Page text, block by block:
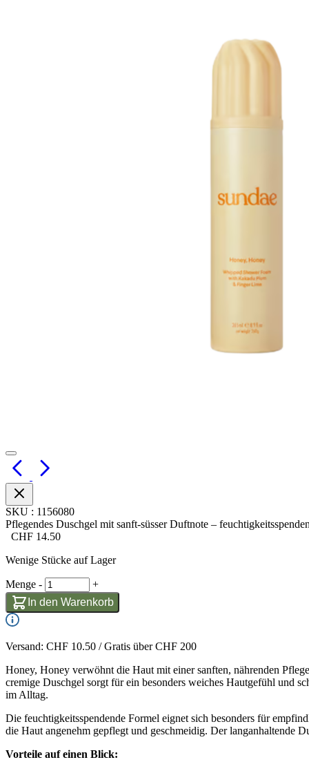
SKU : 1156080
Pflegendes Duschgel mit sanft-süsser Duftnote –
CHF 14.50
Wenige Stücke auf Lager
Menge -
+
In den Warenkorb
Versand: CHF 10.50 / Gratis über CHF 200
Honey, Honey verwöhnt die Haut mit einer sanften, nährenden
cremige Duschgel sorgt für ein besonders weiches Hautgefühl und
im Alltag.
Die feuchtigkeitsspendende Formel eignet sich besonders für
die Haut angenehm gepflegt und geschmeidig. Der langanhaltende
Vorteile auf einen Blick: